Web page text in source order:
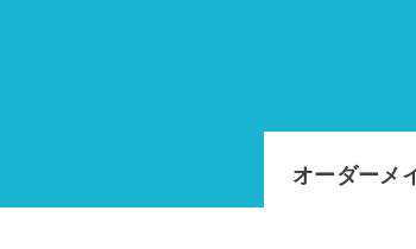
オーダーメ